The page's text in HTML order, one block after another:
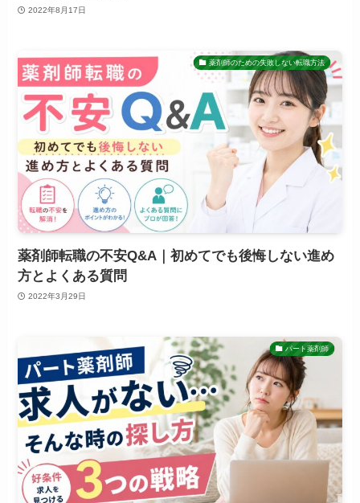
2022年8月17日
薬剤師のための失敗しない転職方法
薬剤師転職の不安Q&A｜初めてでも後悔しない進め
方とよくある質問
2022年3月29日
パート薬剤師